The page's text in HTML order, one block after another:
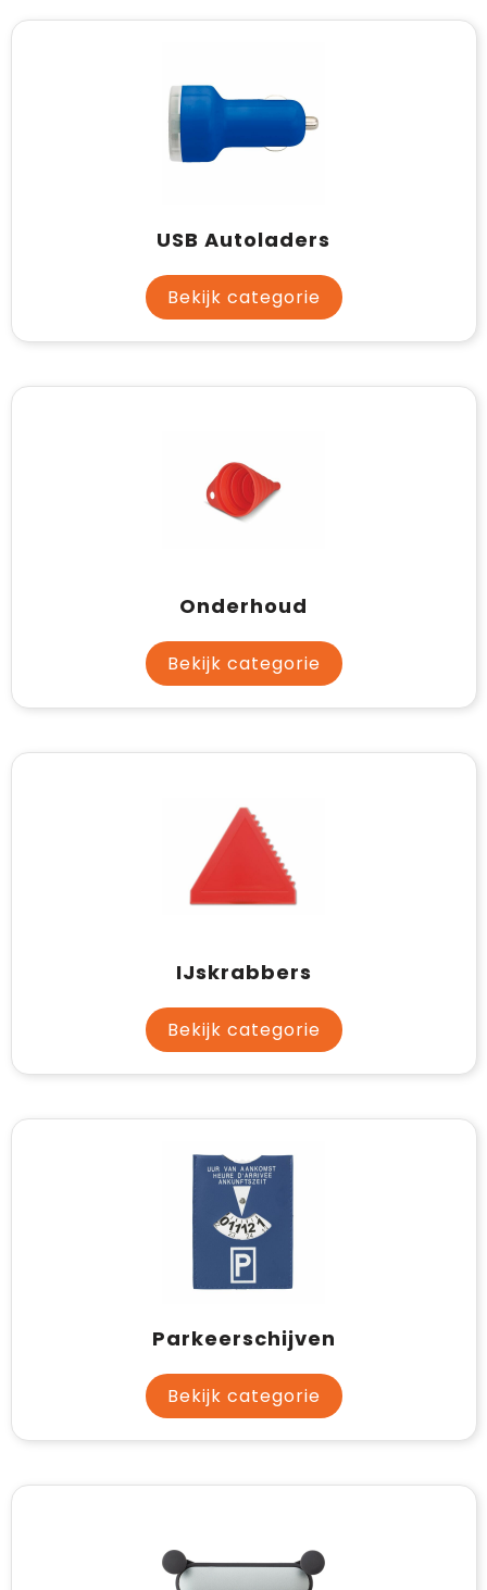
USB Autoladers
Bekijk categorie
Onderhoud
Bekijk categorie
IJskrabbers
Bekijk categorie
Parkeerschijven
Bekijk categorie